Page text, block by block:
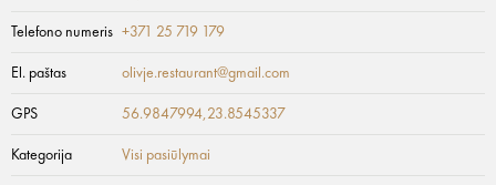
Telefono numeris +371 25 719 179
El. paštas olivje.restaurant@gmail.com
GPS 56.9847994,23.8545337
Kategorija Visi pasiūlymai